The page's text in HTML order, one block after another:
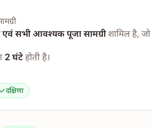
एवं सभी आवश्यक पूजा सामग्रीशामिल है, जो
2 घंटेहोती है।
दक्षिणा